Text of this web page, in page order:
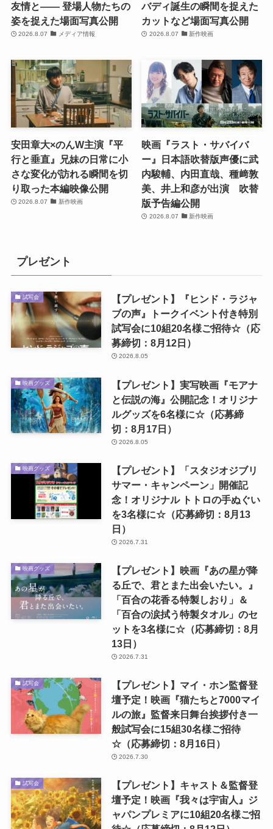
友情と―― 登場人物たちの
姿を捉えた場面写真公開
2026.8.07 メディア情報
バディ誕生の瞬間を捉えた
カットなど場面写真公開
2026.8.07 新作映画
安田章大×のんW主演『平
行と垂直』兄妹の日常に小
さな変化が訪れる瞬間を切
り取った本編映像公開
2026.8.07 新作映画
映画『ラスト・サバイバ
ー』日本語吹替版声優に武
内駿輔、内田直哉、種﨑敦
美、井上和彦が出演 吹替
版予告編公開
2026.8.07 新作映画
プレゼント
試写会
【プレゼント】『ヒンド・ラジャ
ブの声』トークイベント付き特別
試写会に10組20名様ご招待☆（応
募締切：8月12日）
2026.8.05
映画グッズ
【プレゼント】実写映画『モアナ
と伝説の海』公開記念！オリジナ
ルグッズを6名様に☆（応募締
切：8月17日）
2026.8.05
映画グッズ
【プレゼント】「スタジオジブリ
サマー・キャンペーン」開催記
念！オリジナル トトロの手ぬぐい
を3名様に☆（応募締切：8月13
日）
2026.7.31
映画グッズ
【プレゼント】映画『あの星が降
る丘で、君とまた出会いたい。』
「百合の花香る特製しおり」＆
「百合の涙拭う特製タオル」のセ
ットを3名様に☆（応募締切：8月
13日）
2026.7.31
試写会
【プレゼント】マイ・ホン監督登
壇予定！映画『猫たちと7000マイ
ルの旅』監督来日舞台挨拶付き一
般試写会に15組30名様ご招待
☆（応募締切：8月16日）
2026.7.30
試写会
【プレゼント】キャスト＆監督登
壇予定！映画『我々は宇宙人』ジ
ャパンプレミアに10組20名様ご招